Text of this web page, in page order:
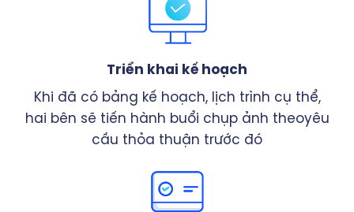
Triển khai kế hoạch
Khi đã có bảng kế hoạch, lịch trình cụ thể,
hai bên sẽ tiến hành buổi chụp ảnh theoyêu
cầu thỏa thuận trước đó